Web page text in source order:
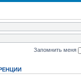
Запомнить меня